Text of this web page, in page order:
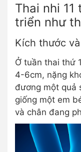
Thai nhi
triển như
Kích thước
Ở tuần thai thứ
4-6cm, nặng
đương một quả
giống một em
và chân đang